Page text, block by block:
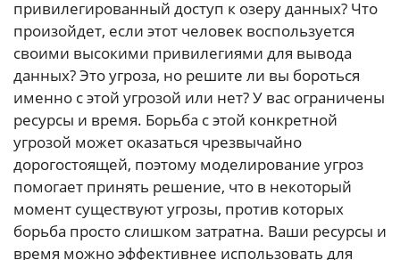
привилегированный доступ к озеру данных? Что
произойдет, если этот человек воспользуется
своими высокими привилегиями для вывода
данных? Это угроза, но решите ли вы бороться
именно с этой угрозой или нет? У вас ограничены
ресурсы и время. Борьба с этой конкретной
угрозой может оказаться чрезвычайно
дорогостоящей, поэтому моделирование угроз
помогает принять решение, что в некоторый
момент существуют угрозы, против которых
борьба просто слишком затратна. Ваши ресурсы и
время можно эффективнее использовать для